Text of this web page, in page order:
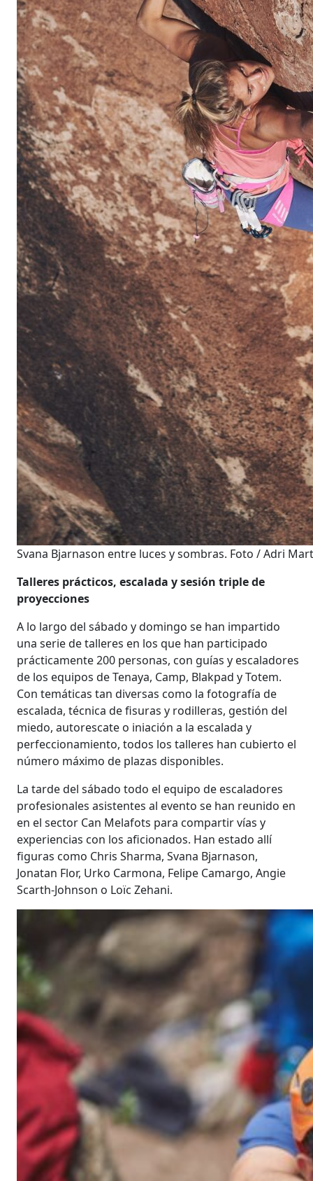
Svana Bjarnason entre luces y sombras. Foto / Adri
Talleres prácticos, escalada y sesión triple de
proyecciones
A lo largo del sábado y domingo se han impartido
una serie de talleres en los que han participado
prácticamente 200 personas, con guías y escaladores
de los equipos de Tenaya, Camp, Blakpad y Totem.
Con temáticas tan diversas como la fotografía de
escalada, técnica de fisuras y rodilleras, gestión del
miedo, autorescate o iniación a la escalada y
perfeccionamiento, todos los talleres han cubierto el
número máximo de plazas disponibles.
La tarde del sábado todo el equipo de escaladores
profesionales asistentes al evento se han reunido en
en el sector Can Melafots para compartir vías y
experiencias con los aficionados. Han estado allí
figuras como Chris Sharma, Svana Bjarnason,
Jonatan Flor, Urko Carmona, Felipe Camargo, Angie
Scarth-Johnson o Loïc Zehani.